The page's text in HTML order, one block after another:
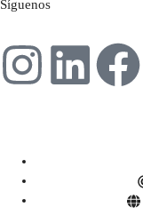
Síguenos